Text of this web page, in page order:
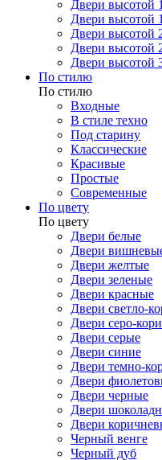
Двери высотой
Двери высотой
Двери высотой
Двери высотой
Двери высотой
По стилю
По стилю
Входные
В стиле техно
Под старину
Классические
Красивые
Простые
Современные
По цвету
По цвету
Двери белые
Двери
Двери желтые
Двери зеленые
Двери красные
Двери светло-
Двери серо-
Двери серые
Двери синие
Двери темно-
Двери
Двери черные
Двери
Двери
Черный венге
Черный дуб